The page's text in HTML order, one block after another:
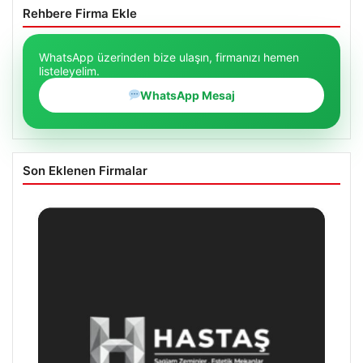
Rehbere Firma Ekle
WhatsApp üzerinden bize ulaşın, firmanızı hemen
listeleyelim.
WhatsApp Mesaj
Son Eklenen Firmalar